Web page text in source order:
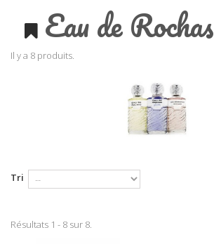
Eau de Rochas
Il y a 8 produits.
Tri
Résultats 1 - 8 sur 8.